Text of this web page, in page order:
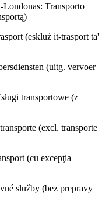
Transporto
(eskluż it-trasport ta'
(uitg. vervoer
transportowe (z
(excl. transporte
(cu excepţia
služby (bez prepravy